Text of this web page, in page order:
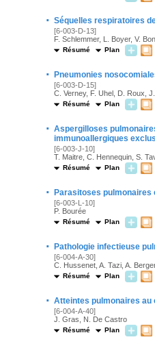
· Séquelles respiratoires
[6-003-D-13]
F. Schlemmer, L. Boyer, V.
Résumé Plan
· Pneumonies
[6-003-D-15]
C. Verney, F. Uhel, D. Roux,
Résumé Plan
· Aspergilloses
immunoallergiques
[6-003-J-10]
T. Maitre, C. Hennequin, S.
Résumé Plan
· Parasitoses
[6-003-L-10]
P. Bourée
Résumé Plan
· Pathologie infectieuse
[6-004-A-30]
C. Hussenet, A. Tazi, A.
Résumé Plan
· Atteintes pulmonaires au
[6-004-A-40]
J. Gras, N. De Castro
Résumé Plan